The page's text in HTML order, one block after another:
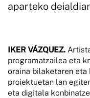
aparteko
IKER VÁZQUEZ.
programatzailea eta
oraina bilaketaren eta
proiektuetan lan
eta digitala